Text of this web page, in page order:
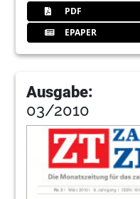
PDF
EPAPER
Ausgabe:
03/2010